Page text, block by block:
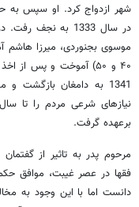
شهر ازدواج کرد. او سپس
در سال 1333 به
موسوی بجنوردی، میرزا
۴۰ و ۵۰) آموخت و پس از
1341 به دامغان
برعهده گرفت.
مرحوم پدر به تاثیر از
فقها در عصر غیبت، موافق
دانست اما با این وجود به